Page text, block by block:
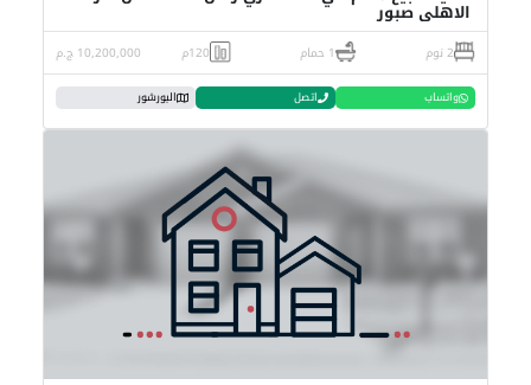
الاهلي صبور
2 نوم 1 حمام 120م 10,200,000 ج.م
واتساب اتصل البورشور